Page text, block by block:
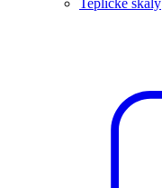
Teplické skály